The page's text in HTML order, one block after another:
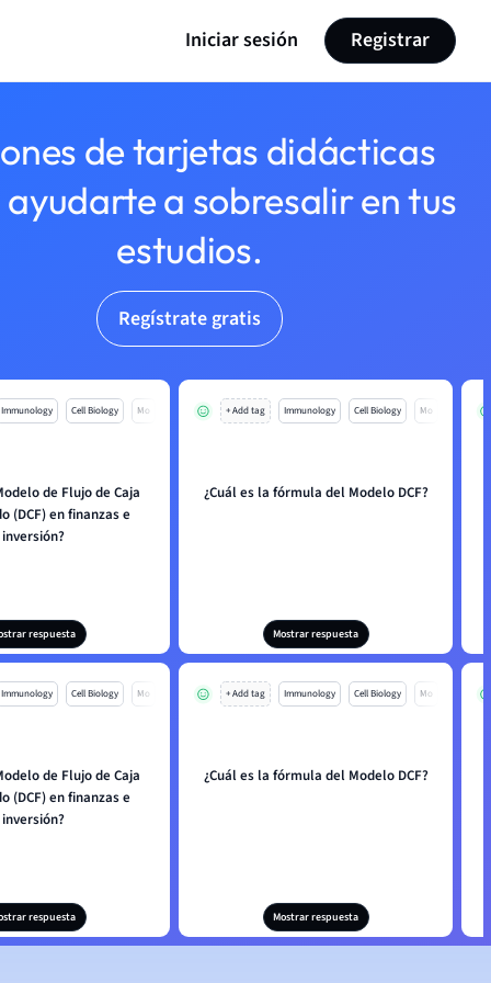
Iniciar sesión Registrar
de tarjetas didácticas
a sobresalir en tus
estudios.
Regístrate gratis
Immunology Cell Biology Mo
de Flujo de Caja
(DCF) en finanzas e
inversión?
respuesta
+ Add tag Immunology Cell Biology Mo
¿Cuál es la fórmula del Modelo DCF?
Mostrar respuesta
Immunology Cell Biology Mo
de Flujo de Caja
(DCF) en finanzas e
inversión?
respuesta
+ Add tag Immunology Cell Biology Mo
¿Cuál es la fórmula del Modelo DCF?
Mostrar respuesta